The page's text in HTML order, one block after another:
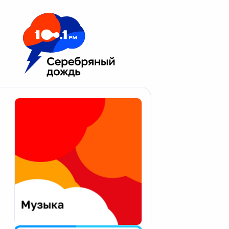
Москва 100.1 FM
Апатиты
Екатеринбург
Калининград
Калуга